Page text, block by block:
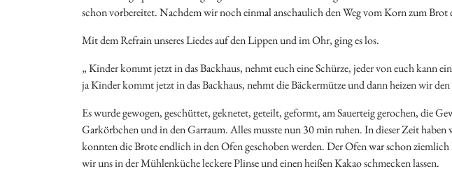
schon vorbereitet. Nachdem wir noch einmal anschaulich den Weg vom Korn zum Brot
Mit dem Refrain unseres Liedes auf den Lippen und im Ohr, ging es los.
„ Kinder kommt jetzt in das Backhaus, nehmt euch eine Schürze, jeder von euch kann
ja Kinder kommt jetzt in das Backhaus, nehmt die Bäckermütze und dann heizen wir
Es wurde gewogen, geschüttet, geknetet, geteilt, geformt, am Sauerteig gerochen, die
Garkörbchen und in den Garraum. Alles musste nun 30 min ruhen. In dieser Zeit
konnten die Brote endlich in den Ofen geschoben werden. Der Ofen war schon
wir uns in der Mühlenküche leckere Plinse und einen heißen Kakao schmecken lassen.